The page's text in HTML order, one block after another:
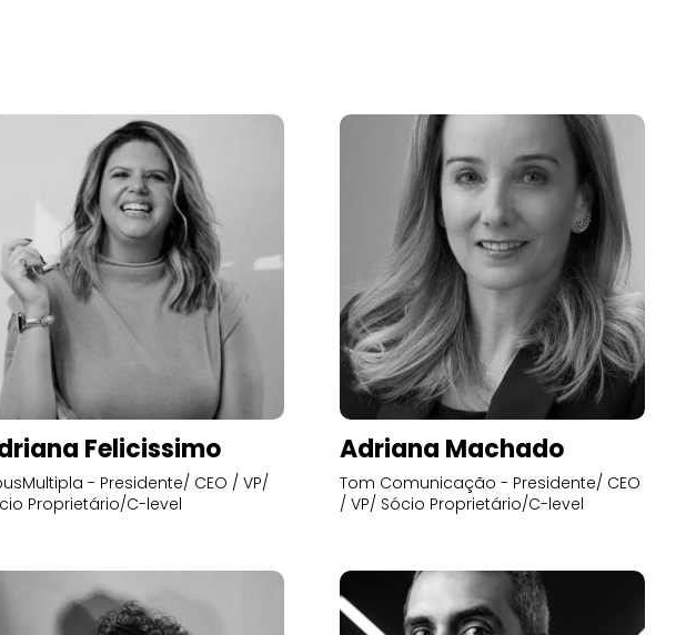
Felicissimo
- Presidente/ CEO / VP/
Proprietário/C-level
Adriana Machado
Tom Comunicação - Presidente/ CEO
/ VP/ Sócio Proprietário/C-level